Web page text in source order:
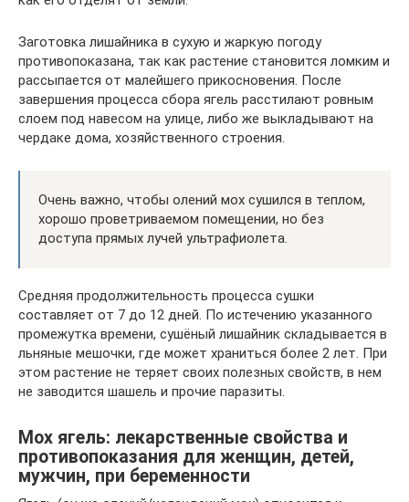
Заготовка лишайника в сухую и жаркую погоду
противопоказана, так как растение становится ломким и
рассыпается от малейшего прикосновения. После
завершения процесса сбора ягель расстилают ровным
слоем под навесом на улице, либо же выкладывают на
чердаке дома, хозяйственного строения.
Очень важно, чтобы олений мох сушился в теплом,
хорошо проветриваемом помещении, но без
доступа прямых лучей ультрафиолета.
Средняя продолжительность процесса сушки
составляет от 7 до 12 дней. По истечению указанного
промежутка времени, сушёный лишайник складывается в
льняные мешочки, где может храниться более 2 лет. При
этом растение не теряет своих полезных свойств, в нем
не заводится шашель и прочие паразиты.
Мох ягель: лекарственные свойства и
противопоказания для женщин, детей,
мужчин, при беременности